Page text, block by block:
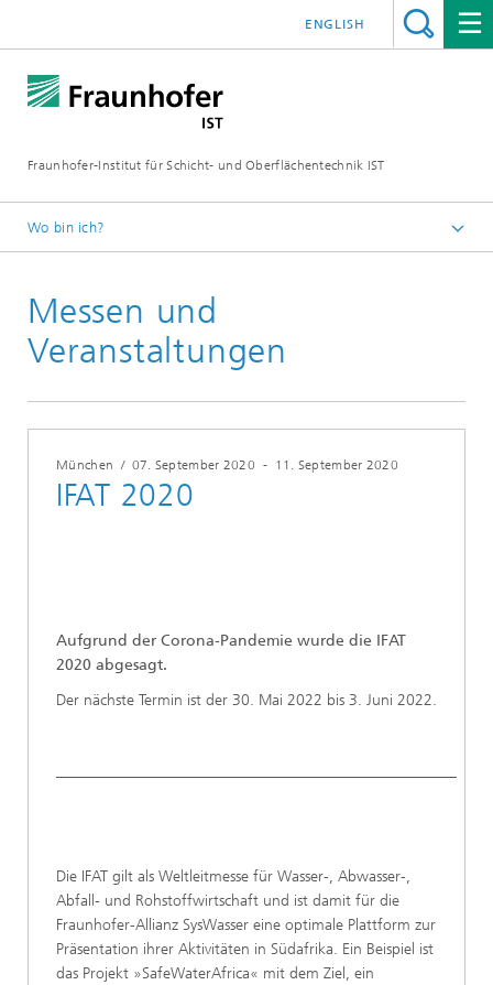
Fraunhofer-Institut für Schicht- und Oberflächentechnik IST
ENGLISH
Wo bin ich?
Veranstaltungen
Messen und
Veranstaltungen
München / 07. September 2020 - 11. September 2020
IFAT 2020
Aufgrund der Corona-Pandemie wurde die IFAT
2020 abgesagt.
Der nächste Termin ist der 30. Mai 2022 bis 3. Juni 2022.
Die IFAT gilt als Weltleitmesse für Wasser-, Abwasser-,
Abfall- und Rohstoffwirtschaft und ist damit für die
Fraunhofer-Allianz SysWasser eine optimale Plattform zur
Präsentation ihrer Aktivitäten in Südafrika. Ein Beispiel ist
das Projekt »SafeWaterAfrica« mit dem Ziel, ein